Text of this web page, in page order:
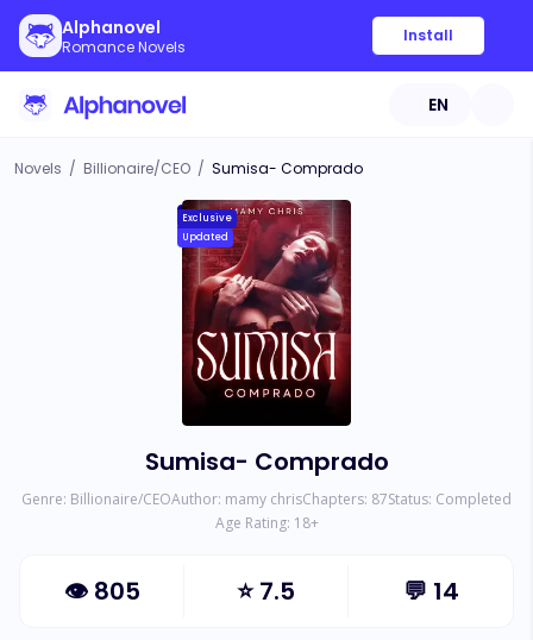
Alphanovel
Romance Novels
Install
EN
Novels / Billionaire/CEO / Sumisa- Comprado
Exclusive
Updated
Sumisa- Comprado
Genre: Billionaire/CEOAuthor: mamy chrisChapters: 87Status: Completed
Age Rating: 18+
👁 805 ⭐7.5 💬 14